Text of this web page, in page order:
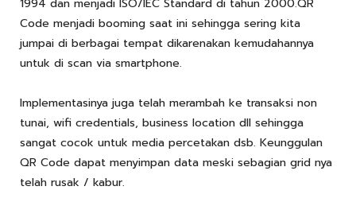
Code menjadi booming saat ini sehingga sering kita
jumpai di berbagai tempat dikarenakan kemudahannya
untuk di scan via smartphone.
Implementasinya juga telah merambah ke transaksi non
tunai, wifi credentials, business location dll sehingga
sangat cocok untuk media percetakan dsb. Keunggulan
QR Code dapat menyimpan data meski sebagian grid nya
telah rusak / kabur.